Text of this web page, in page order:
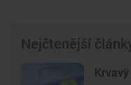
Nejčtenější